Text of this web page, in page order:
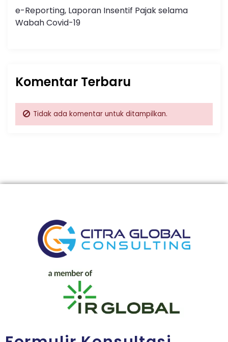
e-Reporting, Laporan Insentif Pajak selama
Wabah Covid-19
Komentar Terbaru
Tidak ada komentar untuk ditampilkan.